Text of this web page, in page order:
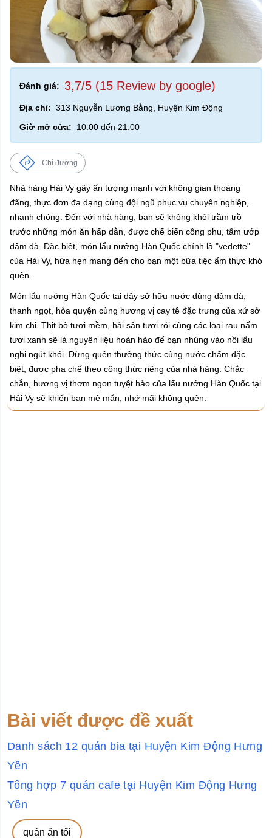
Đánh giá: 3,7/5 (15 Review by google)
Địa chỉ: 313 Nguyễn Lương Bằng, Huyện Kim Động
Giờ mở cửa:
10:00 đến 21:00
Chỉ đường
Nhà hàng Hải Vy gây ấn tượng mạnh với không gian thoáng
đãng, thực đơn đa dạng cùng đội ngũ phục vụ chuyên nghiệp,
nhanh chóng. Đến với nhà hàng, bạn sẽ không khỏi trầm trồ
trước những món ăn hấp dẫn, được chế biến công phu, tẩm ướp
đậm đà. Đặc biệt, món lẩu nướng Hàn Quốc chính là "vedette"
của Hải Vy, hứa hẹn mang đến cho bạn một bữa tiệc ẩm thực khó
quên.
Món lẩu nướng Hàn Quốc tại đây sở hữu nước dùng đậm đà,
thanh ngọt, hòa quyện cùng hương vị cay tê đặc trưng của xứ sở
kim chi. Thịt bò tươi mềm, hải sản tươi rói cùng các loại rau nấm
tươi xanh sẽ là nguyên liệu hoàn hảo để bạn nhúng vào nồi lẩu
nghi ngút khói. Đừng quên thưởng thức cùng nước chấm đặc
biệt, được pha chế theo công thức riêng của nhà hàng. Chắc
chắn, hương vị thơm ngon tuyệt hảo của lẩu nướng Hàn Quốc tại
Hải Vy sẽ khiến bạn mê mẩn, nhớ mãi không quên.
Bài viết được đề xuất
Danh sách 12 quán bia tại Huyện Kim Động Hưng
Yên
Tổng hợp 7 quán cafe tại Huyện Kim Động Hưng
Yên
quán ăn tối